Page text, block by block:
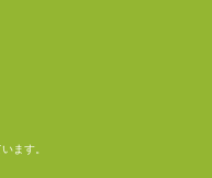
ます。